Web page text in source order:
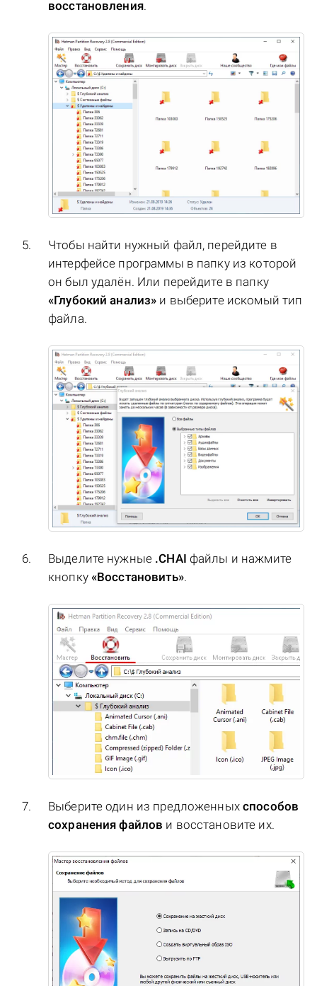
восстановления.
Чтобы найти нужный файл, перейдите в
интерфейсе программы в папку из которой
он был удалён. Или перейдите в папку
«Глубокий анализ» и выберите искомый тип
файла.
Выделите нужные .CHAI файлы и нажмите
кнопку «Восстановить».
Выберите один из предложенных способов
сохранения файлов и восстановите их.